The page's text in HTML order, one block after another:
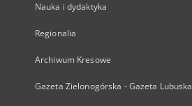
Nauka i dydaktyka
Regionalia
Archiwum Kresowe
Gazeta Zielonogórska - Gazeta Lubuska